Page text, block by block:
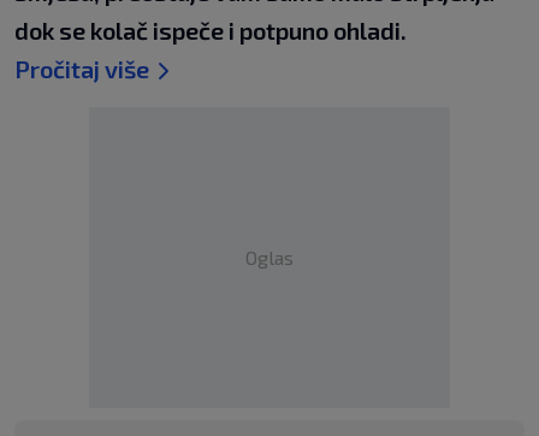
dok se kolač ispeče i potpuno ohladi.
Pročitaj više
Oglas